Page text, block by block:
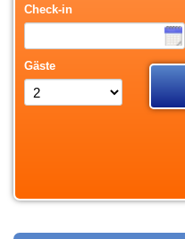
Check-in
Gäste